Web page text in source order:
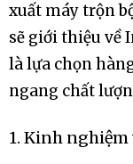
xuất máy trộn
sẽ giới thiệu về
là lựa chọn
ngang chất
1. Kinh